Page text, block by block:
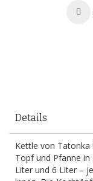
Details
Kettle von Tatonka
Topf und Pfanne
Liter und 6 Liter –